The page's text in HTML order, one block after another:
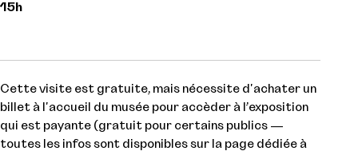
15h
Cette visite est gratuite, mais nécessite d'achater un
billet à l'accueil du musée pour accèder à l’exposition
qui est payante (gratuit pour certains publics —
toutes les infos sont disponibles sur la page dédiée à